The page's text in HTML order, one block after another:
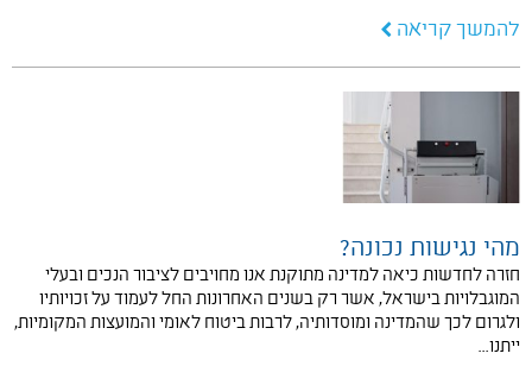
להמשך קריאה
מהי נגישות נכונה?
חזרה לחדשות כיאה למדינה מתוקנת אנו מחויבים לציבור הנכים ובעלי
המוגבלויות בישראל, אשר רק בשנים האחרונות החל לעמוד על זכויותיו
ולגרום לכך שהמדינה ומוסדותיה, לרבות ביטוח לאומי והמועצות המקומיות,
ייתנו…